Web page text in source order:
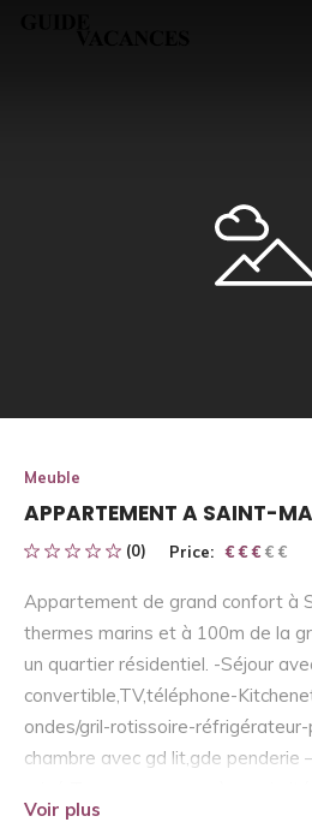
Meuble
APPARTEMENT A SAINT-
(0) Price: € € € € €
€ € €
Appartement de grand confort à
thermes marins et à 100m de la
un quartier résidentiel. -Séjour
convertible,TV,téléphone-
ondes/gril-rotissoire-
chambre avec gd lit,gde penderie
Voir plus